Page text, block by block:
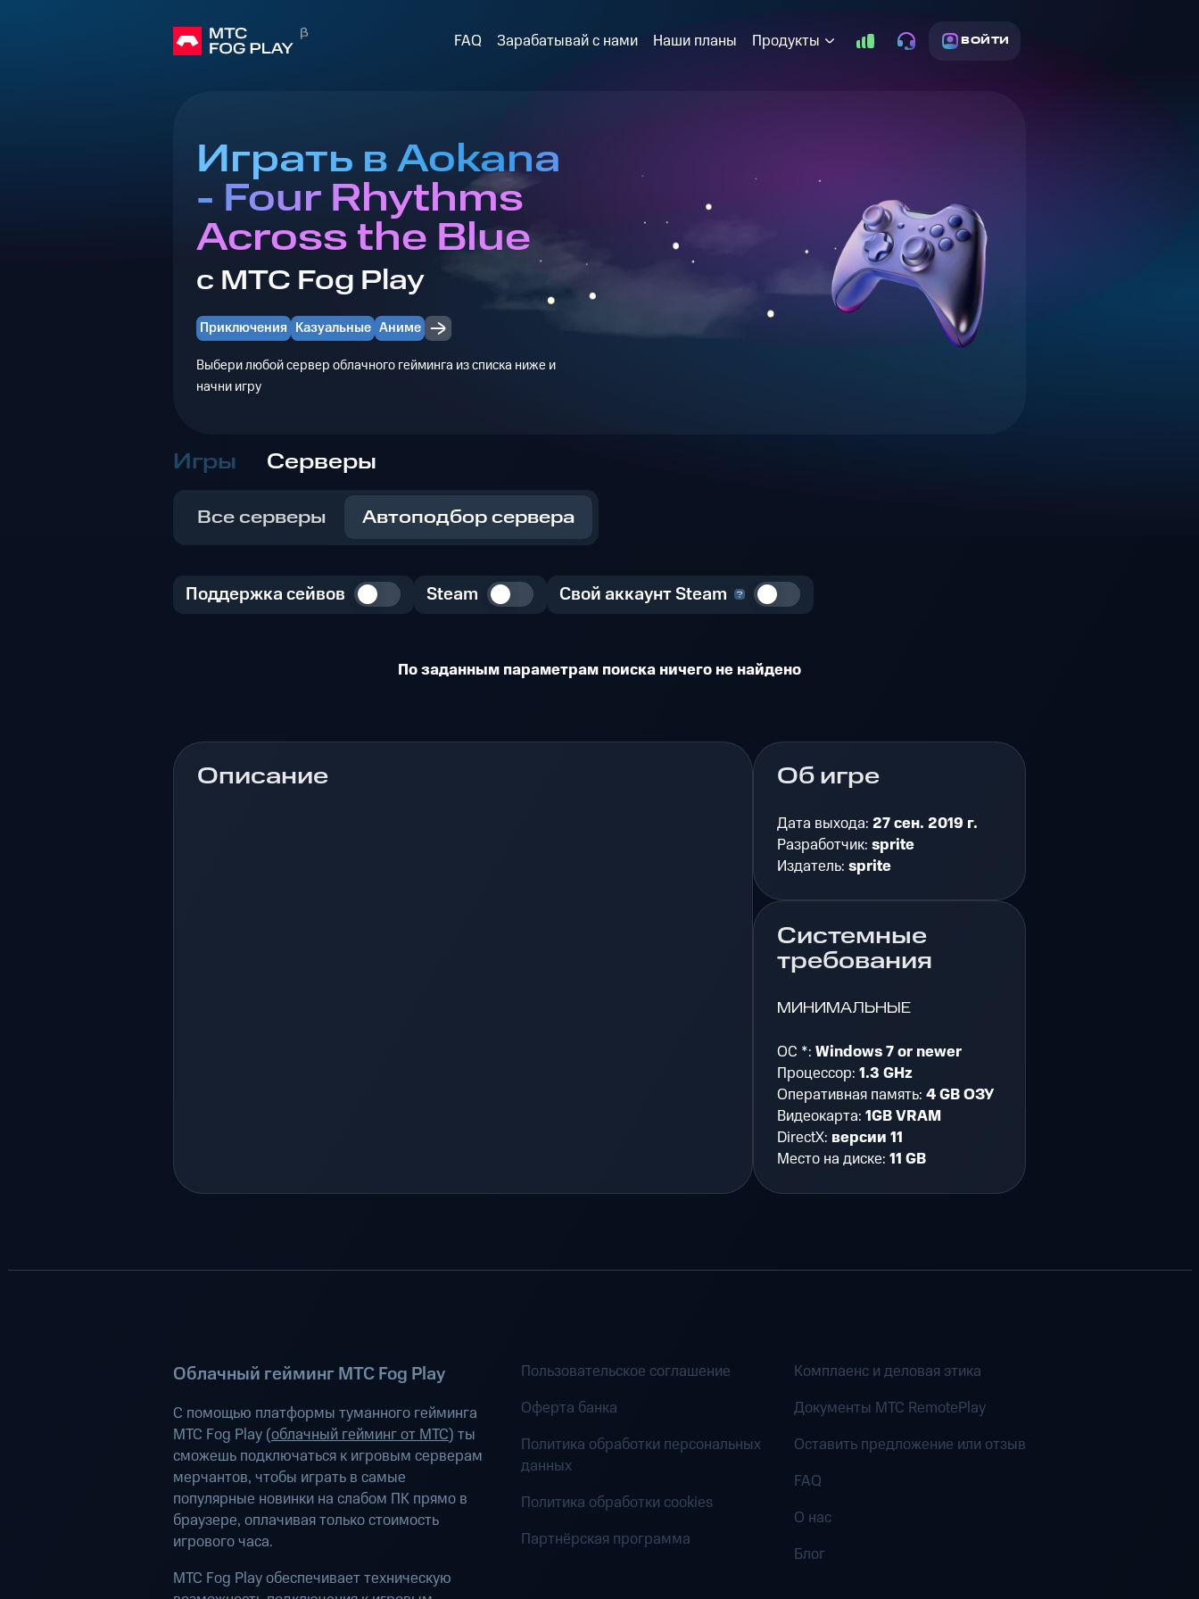
FAQ Зарабатывай с нами Наши планы Продукты ВОЙТИ
Играть в Aokana
- Four Rhythms
Across the Blue
с МТС Fog Play
Приключения Казуальные Аниме
Выбери любой сервер облачного гейминга из списка ниже и
начни игру
Игры Серверы
Все серверы Автоподбор сервера
Поддержка сейвов Steam Свой аккаунт Steam
По заданным параметрам поиска ничего не найдено
Описание Об игре
Дата выхода: 27 сен. 2019 г.
Разработчик: sprite
Издатель: sprite
Системные
требования
МИНИМАЛЬНЫЕ
ОС *: Windows 7 or newer
Процессор: 1.3 GHz
Оперативная память: 4 GB ОЗУ
Видеокарта: 1GB VRAM
DirectX: версии 11
Место на диске: 11 GB
Облачный гейминг МТС Fog Play
С помощью платформы туманного гейминга
МТС Fog Play (облачный гейминг от МТС) ты
сможешь подключаться к игровым серверам
мерчантов, чтобы играть в самые
популярные новинки на слабом ПК прямо в
браузере, оплачивая только стоимость
игрового часа.
МТС Fog Play обеспечивает техническую
Пользовательское соглашение
Оферта банка
Политика обработки персональных
данных
Политика обработки cookies
Партнёрская программа
Комплаенс и деловая этика
Документы MTC RemotePlay
Оставить предложение или отзыв
FAQ
О нас
Блог